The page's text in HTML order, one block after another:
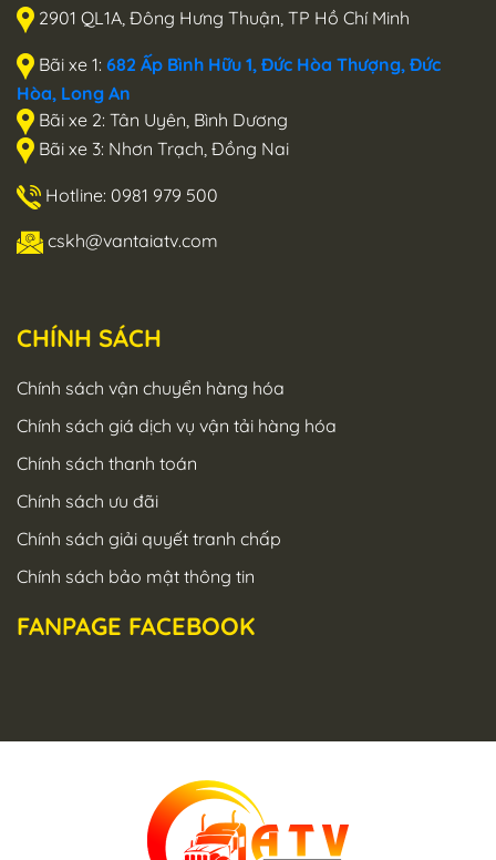
2901 QL1A, Đông Hưng Thuận, TP Hồ Chí Minh
Bãi xe 1: 682 Ấp Bình Hữu 1, Đức Hòa Thượng, Đức
Hòa, Long An
Bãi xe 2: Tân Uyên, Bình Dương
Bãi xe 3: Nhơn Trạch, Đồng Nai
Hotline: 0981 979 500
cskh@vantaiatv.com
CHÍNH SÁCH
Chính sách vận chuyển hàng hóa
Chính sách giá dịch vụ vận tải hàng hóa
Chính sách thanh toán
Chính sách ưu đãi
Chính sách giải quyết tranh chấp
Chính sách bảo mật thông tin
FANPAGE FACEBOOK